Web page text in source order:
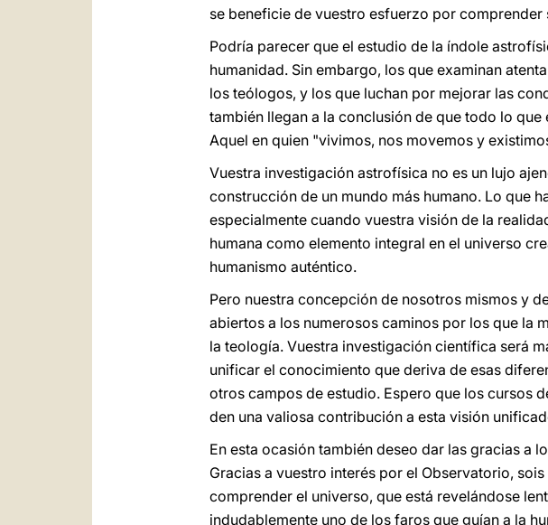
se beneficie de vuestro esfuerzo por comprender
Podría parecer que el estudio de la índole
humanidad. Sin embargo, los que examinan
los teólogos, y los que luchan por mejorar las
también llegan a la conclusión de que todo lo
Aquel en quien "vivimos, nos movemos y
Vuestra investigación astrofísica no es un lujo
construcción de un mundo más humano. Lo que
especialmente cuando vuestra visión de la
humana como elemento integral en el universo
humanismo auténtico.
Pero nuestra concepción de nosotros mismos y
abiertos a los numerosos caminos por los que la
la teología. Vuestra investigación científica será
unificar el conocimiento que deriva de esas
otros campos de estudio. Espero que los cursos
den una valiosa contribución a esta visión
En esta ocasión también deseo dar las gracias a
Gracias a vuestro interés por el Observatorio,
comprender el universo, que está revelándose
indudablemente uno de los faros que guían a la